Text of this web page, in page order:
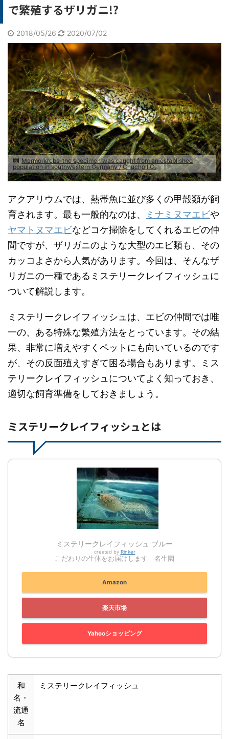
で繁殖するザリガニ!?
2018/05/26 2020/07/02
Marmorkrebs–the specimen was caught from an established
population in southwestern Germany / Chucholl C.
アクアリウムでは、熱帯魚に並び多くの甲殻類が飼
育されます。最も一般的なのは、
ミナミヌマエビや
ヤマトヌマエビなどコケ掃除をしてくれるエビの仲
間ですが、ザリガニのような大型のエビ類も、その
カッコよさから人気があります。今回は、そんなザ
リガニの一種であるミステリークレイフィッシュに
ついて解説します。
ミステリークレイフィッシュは、エビの仲間では唯
一の、ある特殊な繁殖方法をとっています。その結
果、非常に増えやすくペットにも向いているのです
が、その反面殖えすぎて困る場合もあります。ミス
テリークレイフィッシュについてよく知っておき、
適切な飼育準備をしておきましょう。
ミステリークレイフィッシュとは
ミステリークレイフィッシュ ブルー
created by Rinker
こだわりの生体をお届けします 名生園
Amazon
楽天市場
Yahooショッピング
和
名・
流通
名
ミステリークレイフィッシュ